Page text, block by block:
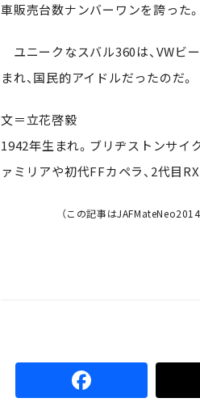
車販売台数ナンバーワンを誇った。
ユニークなスバル360は、VWビ
まれ、国民的アイドルだったのだ。
文＝立花啓毅
1942年生まれ。ブリヂストンサイ
ァミリアや初代FFカペラ、2代目
（この記事は